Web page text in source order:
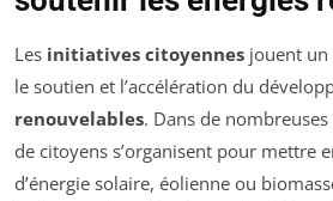
Les initiatives citoyennes jouent
le soutien et l’accélération du
renouvelables. Dans de
de citoyens s’organisent pour mettre
d’énergie solaire, éolienne ou